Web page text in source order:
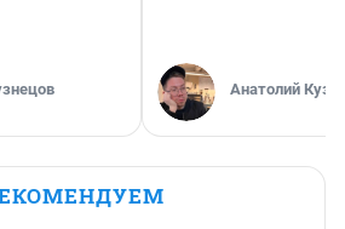
Анатолий